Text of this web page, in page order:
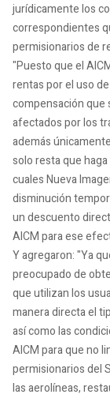
jurídicamente los
correspondientes
permisionarios de
"Puesto que el
rentas por el uso
compensación que
afectados por los
además
solo resta que
cuales Nueva
disminución
un descuento
AICM para ese
Y agregaron: "Ya
preocupado de
que utilizan los
manera directa el
así como las
AICM para que no
permisionarios del
las aerolíneas,